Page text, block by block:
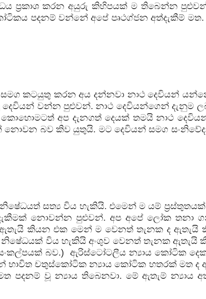
ප්‍රකාශ කරන අයුරු කිහිපයක් ම තිබෙන්න
පදනම් වන්නේ අපේ පෘථග්ජන අත්දැකීම්
කටයුතු කරන අය දන්නවා නාථ දෙවියන්
වන්න පුළුවන්. නාථ දෙවියන්ගෙන් දැනුම
අප දැනගත් දෙයක් තමයි නාථ
බව කිව යුතුයි. මට දෙවියන් සමග
සත්‍ය විය හැකියි. එමෙන් ම යම්
නොවන්න පුළුවන්. අප අපේ ලෝක තනා
කියන එක මෙන් ම වෙනත් තැනක ද ඇතැයි
විය හැකියි අංශුව වෙනත් තැනක ඇතැයි
බව.)
ඇරිස්ටෝටලීය න්‍යාය කෝටික
භාවිත චතුස්කෝටික න්‍යාය කෝටික හතරක් මත ද
පදනම් වූ න්‍යාය තිබෙනවා. මේ ඇතැම් න්‍යාය